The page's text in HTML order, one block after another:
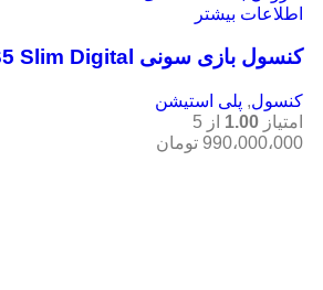
اطلاعات بیشتر
کنسول بازی سونی PS5 Slim Digital امریکا
کنسول, پلی استیشن
امتیاز 1.00 از 5
990،000،000 تومان